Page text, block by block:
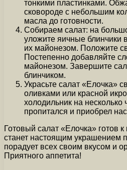
тонкими пластинками.
сковороде с небольшим
масла до готовности.
Собираем салат: на
уложите яичные блинчики
их майонезом. Положите
Постепенно добавляйте
майонезом. Завершите
блинчиком.
Украсьте салат «Елочка»
оливками или красной
холодильник на несколько
пропитался и приобрел
Готовый салат «Елочка» готов
станет настоящим украшением
порадует всех своим вкусом и
Приятного аппетита!